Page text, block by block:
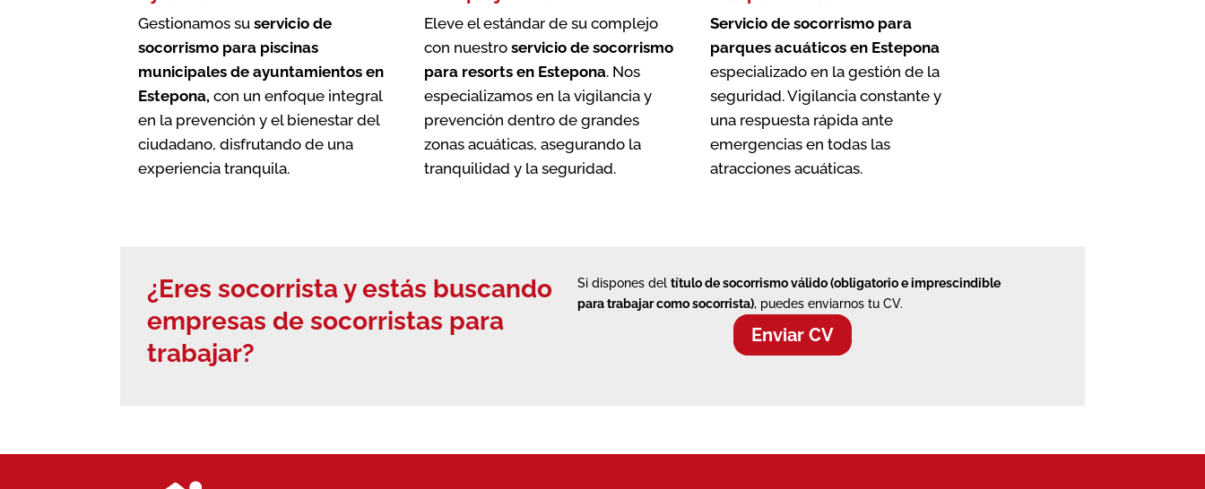
Gestionamos suservicio de
socorrismo para piscinas
municipales de ayuntamientos en
Estepona, con un enfoque integral
en la prevención y el bienestar del
ciudadano, disfrutando de una
experiencia tranquila.
Eleve el estándar de su complejo
con nuestroservicio de socorrismo
para resorts en Estepona. Nos
especializamos en la vigilancia y
prevención dentro de grandes
zonas acuáticas, asegurando la
tranquilidad y la seguridad.
Servicio de socorrismo para
parques acuáticos en Estepona
especializado en la gestión de la
seguridad. Vigilancia constante y
una respuesta rápida ante
emergencias en todas las
atracciones acuáticas.
¿Eres socorrista y estás buscando
empresas de socorristas para
trabajar?
Si dispones deltítulo de socorrismo válido (obligatorio e imprescindible
para trabajar como socorrista), puedes enviarnos tu CV.
Enviar CV